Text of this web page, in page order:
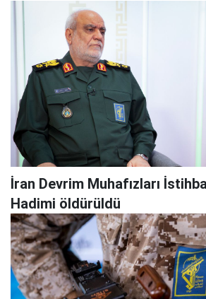
İran Devrim Muhafızları
Hadimi öldürüldü